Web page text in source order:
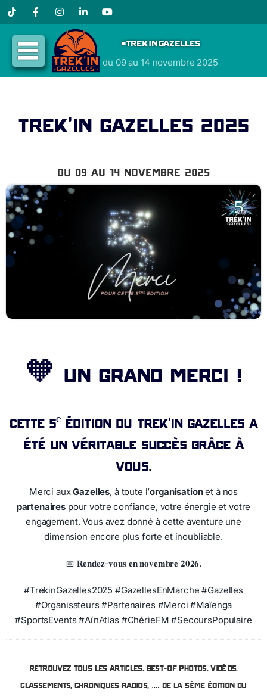
TiktokFacebookInstagramLinkedInYouTube
#TREKINGAZELLES
du 09 au 14 novembre 2025
Trek’in Gazelles 2025
Du 09 au 14 novembre 2025
🧡 Un grand MERCI !
Cette 5ᵉ édition du Trek’in Gazelles a
été un véritable succès grâce à
vous.
Merci auxGazelles, à toute l’organisationet à nos
partenaires pour votre confiance, votre énergie et votre
engagement. Vous avez donné à cette aventure une
dimension encore plus forte et inoubliable.
📅 𝐑𝐞𝐧𝐝𝐞𝐳-𝐯𝐨𝐮𝐬 𝐞𝐧 𝐧𝐨𝐯𝐞𝐦𝐛𝐫𝐞 𝟐𝟎𝟐𝟔.
#TrekinGazelles2025 #GazellesEnMarche #Gazelles
#Organisateurs #Partenaires #Merci #Maïenga
#SportsEvents #AïnAtlas #ChérieFM #SecoursPopulaire
Retrouvez tous les articles, best-of photos, vidéos,
classements, chroniques radios, …. de la 5ème édition du